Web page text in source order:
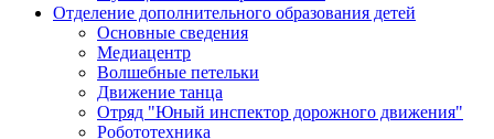
Отделение дополнительного образования детей
Основные сведения
Медиацентр
Волшебные петельки
Движение танца
Отряд "Юный инспектор дорожного движения"
Робототехника